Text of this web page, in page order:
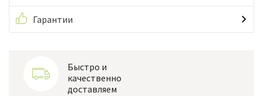
Гарантии
Быстро и
качественно
доставляем